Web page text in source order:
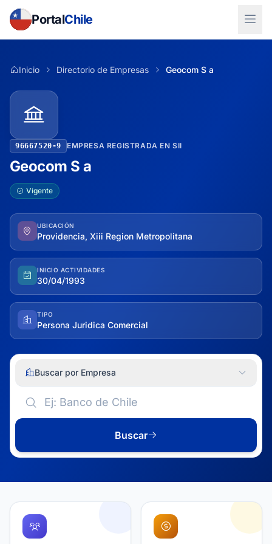
PortalChile
Inicio Directorio de Empresas Geocom S a
96667520-9 EMPRESA REGISTRADA EN SII
Geocom S a
Vigente
UBICACIÓN
Providencia, Xiii Region Metropolitana
INICIO ACTIVIDADES
30/04/1993
TIPO
Persona Juridica Comercial
Buscar por Empresa
Buscar